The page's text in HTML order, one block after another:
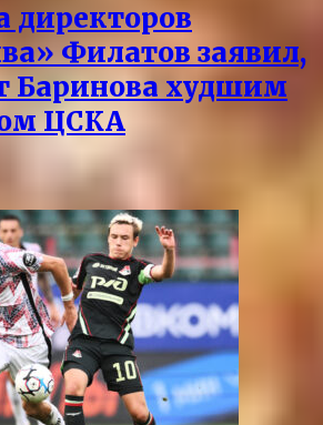
директоров
Филатов заявил,
Баринова худшим
ЦСКА